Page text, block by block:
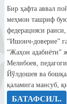
Бир ҳафта аввал
меҳмон ташриф
федерацияси
“Ишонч-доверие”
“Жаҳон адабиёти”
Мелибоев,
Йўлдошев ва
қаламига мансуб,
БАТАФСИЛ..